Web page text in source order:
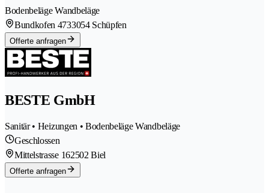
Bodenbeläge Wandbeläge
Bundkofen 4733054 Schüpfen
Offerte anfragen
BESTE GmbH
Sanitär • Heizungen • Bodenbeläge Wandbeläge
Geschlossen
Mittelstrasse 162502 Biel
Offerte anfragen